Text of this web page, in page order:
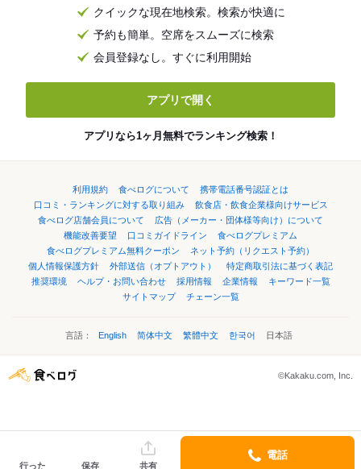
クイックな現在地検索。検索が快適に
予約も簡単。空席をスムーズに検索
会員登録なし。すぐに利用開始
アプリで開く
アプリなら1ヶ月無料でランキング検索！
利用規約 食べログについて
携帯電話番号認証とは
口コミ・ランキングに対する取り組み
飲食店・飲食企業様向けサービス
食べログ店舗会員について
広告（メーカー・団体様等向け）について
機能改善要望
口コミガイドライン
食べログプレミアム
食べログプレミアム無料クーポン
ネット予約（リクエスト予約）
個人情報保護方針
外部送信（オプトアウト）
特定商取引法に基づく表記
推奨環境
ヘルプ・お問い合わせ 採用情報 企業情報
キーワード一覧
サイトマップ
チェーン一覧
言語： English 简体中文 繁體中文 한국어 日本語
©Kakaku.com, Inc.
行った 保存 共有
電話